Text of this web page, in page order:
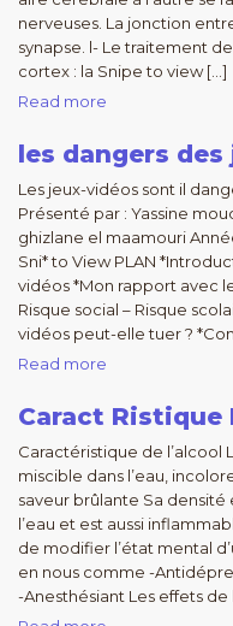
nerveuses. La jonction
synapse. l- Le traitement
cortex : la Snipe to view […]
Read more
les dangers des
Les jeux-vidéos sont il
Présenté par : Yassine
ghizlane el maamouri
Sni* to View PLAN
vidéos *Mon rapport avec
Risque social – Risque
vidéos peut-elle tuer ?
Read more
Caract Ristique
Caractéristique de l’alcool
miscible dans l’eau,
saveur brûlante Sa
l’eau et est aussi
de modifier l’état mental
en nous comme -
-Anesthésiant Les effets de